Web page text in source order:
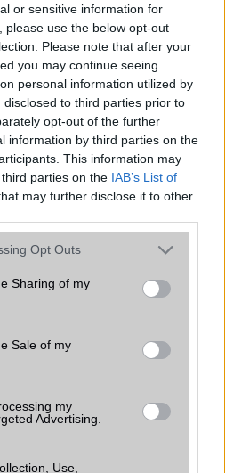
or sensitive information for
please use the below opt-out
Please note that after your
you may continue seeing
personal information utilized by
to third parties prior to
opt-out of the further
information by third parties on the
This information may
parties on the IAB’s List of
may further disclose it to other
app uses one or more Google
behaviour. You may click to
and its third-party tags to
purposes in below Google
Opt Outs
Sharing of my
Sale of my
my
Advertising.
Use,
funkció teljesen
a mobilhasználatot –
tudnak róla
| Android Central
funkció, amely
használatot,
továbbra is hiányzik.
funkciója egyre több helyen válik
az Apple Watch a watchOS
kaphat az iPhone 18 Pro